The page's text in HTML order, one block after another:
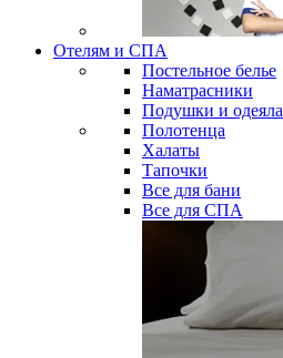
Отелям и СПА
Постельное белье
Наматрасники
Подушки и одеяла
Полотенца
Халаты
Тапочки
Все для бани
Все для СПА